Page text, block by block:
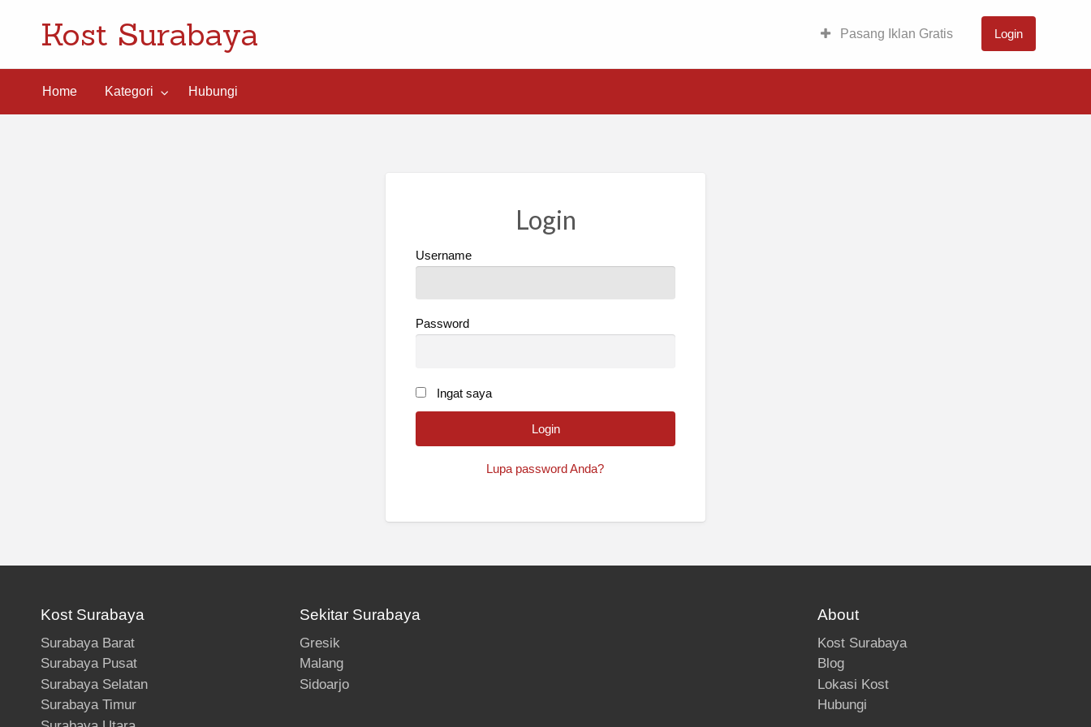
Kost Surabaya Pasang Iklan Gratis Login
Home Kategori Hubungi
Login
Username
Password
Ingat saya
Lupa password Anda?
Kost Surabaya
Surabaya Barat
Surabaya Pusat
Surabaya Selatan
Surabaya Timur
Sekitar Surabaya
Gresik
Malang
Sidoarjo
About
Kost Surabaya
Blog
Lokasi Kost
Hubungi